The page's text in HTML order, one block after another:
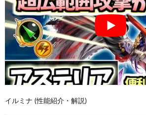
イルミナ (性能紹介・解説)